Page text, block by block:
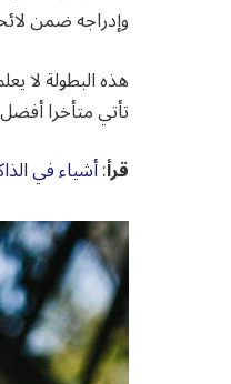
وإدراجه ضمن
هذه البطولة لا
تأتي متأخرا
قرأ:أشياء في